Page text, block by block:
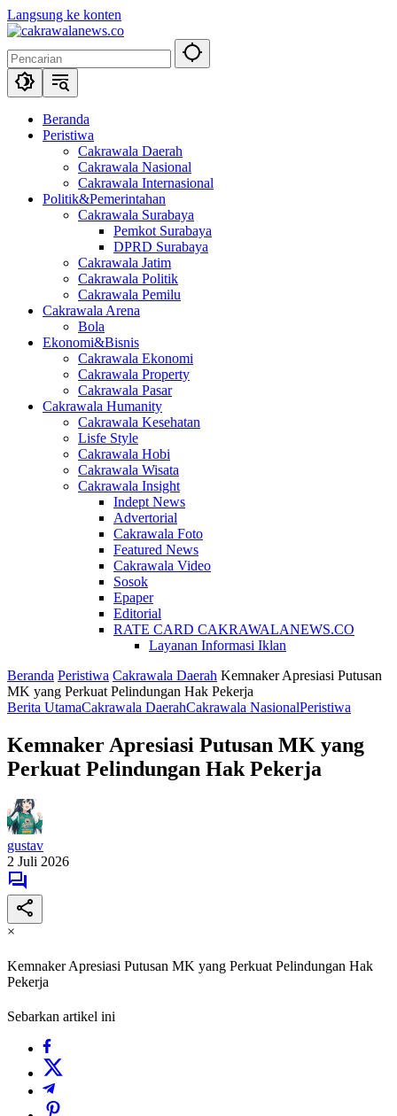
Langsung ke konten
Beranda
Peristiwa
Cakrawala Daerah
Cakrawala Nasional
Cakrawala Internasional
Politik&Pemerintahan
Cakrawala Surabaya
Pemkot Surabaya
DPRD Surabaya
Cakrawala Jatim
Cakrawala Politik
Cakrawala Pemilu
Cakrawala Arena
Bola
Ekonomi&Bisnis
Cakrawala Ekonomi
Cakrawala Property
Cakrawala Pasar
Cakrawala Humanity
Cakrawala Kesehatan
Lisfe Style
Cakrawala Hobi
Cakrawala Wisata
Cakrawala Insight
Indept News
Advertorial
Cakrawala Foto
Featured News
Cakrawala Video
Sosok
Epaper
Editorial
RATE CARD CAKRAWALANEWS.CO
Layanan Informasi Iklan
Beranda Peristiwa Cakrawala Daerah Kemnaker Apresiasi Putusan
MK yang Perkuat Pelindungan Hak Pekerja
Berita UtamaCakrawala DaerahCakrawala NasionalPeristiwa
Kemnaker Apresiasi Putusan MK yang
Perkuat Pelindungan Hak Pekerja
gustav
2 Juli 2026
×
Kemnaker Apresiasi Putusan MK yang Perkuat Pelindungan Hak
Pekerja
Sebarkan artikel ini